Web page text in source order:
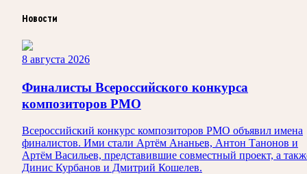
Новости
8 августа 2026
Финалисты Всероссийского конкурса
композиторов РМО
Всероссийский конкурс композиторов РМО объявил имена
финалистов. Ими стали Артём Ананьев, Антон Танонов и
Артём Васильев, представившие совместный проект, а
Динис Курбанов и Дмитрий Кошелев.